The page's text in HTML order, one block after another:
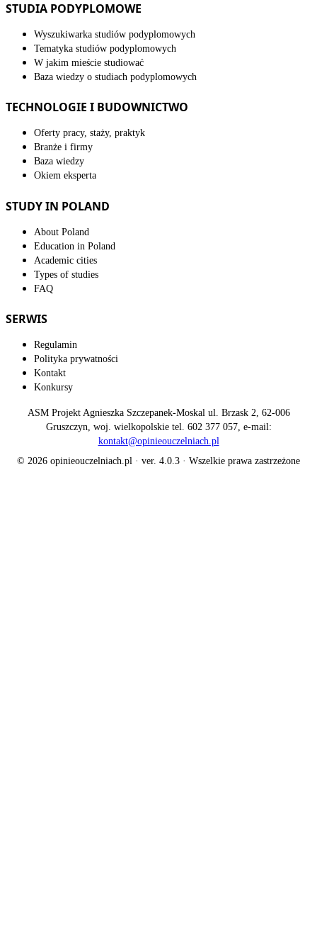
STUDIA PODYPLOMOWE
Wyszukiwarka studiów podyplomowych
Tematyka studiów podyplomowych
W jakim mieście studiować
Baza wiedzy o studiach podyplomowych
TECHNOLOGIE I BUDOWNICTWO
Oferty pracy, staży, praktyk
Branże i firmy
Baza wiedzy
Okiem eksperta
STUDY IN POLAND
About Poland
Education in Poland
Academic cities
Types of studies
FAQ
SERWIS
Regulamin
Polityka prywatności
Kontakt
Konkursy
ASM Projekt Agnieszka Szczepanek-Moskal ul. Brzask 2, 62-006
Gruszczyn, woj. wielkopolskie tel. 602 377 057, e-mail:
kontakt@opinieouczelniach.pl
© 2026 opinieouczelniach.pl · ver. 4.0.3 · Wszelkie prawa zastrzeżone